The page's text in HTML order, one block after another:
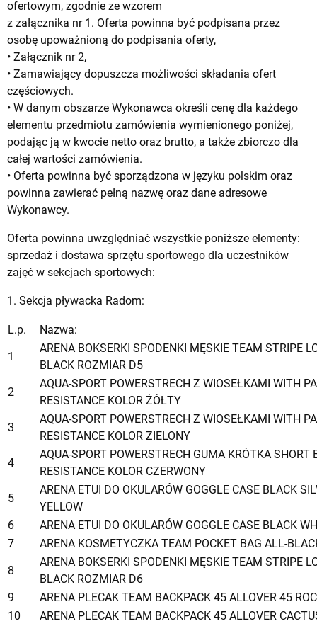
ofertowym, zgodnie ze wzorem
z załącznika nr 1. Oferta powinna być podpisana przez
osobę upoważnioną do podpisania oferty,
• Załącznik nr 2,
• Zamawiający dopuszcza możliwości składania ofert
częściowych.
• W danym obszarze Wykonawca określi cenę dla każdego
elementu przedmiotu zamówienia wymienionego poniżej,
podając ją w kwocie netto oraz brutto, a także zbiorczo dla
całej wartości zamówienia.
• Oferta powinna być sporządzona w języku polskim oraz
powinna zawierać pełną nazwę oraz dane adresowe
Wykonawcy.
Oferta powinna uwzględniać wszystkie poniższe elementy:
sprzedaż i dostawa sprzętu sportowego dla uczestników
zajęć w sekcjach sportowych:
1. Sekcja pływacka Radom:
L.p.
Nazwa:
1
ARENA BOKSERKI SPODENKI MĘSKIE TEAM STRIPE
BLACK ROZMIAR D5
2
AQUA-SPORT POWERSTRECH Z WIOSEŁKAMI WITH
RESISTANCE KOLOR ŻÓŁTY
3
AQUA-SPORT POWERSTRECH Z WIOSEŁKAMI WITH
RESISTANCE KOLOR ZIELONY
4
AQUA-SPORT POWERSTRECH GUMA KRÓTKA SHORT
RESISTANCE KOLOR CZERWONY
5
ARENA ETUI DO OKULARÓW GOGGLE CASE BLACK
YELLOW
6
ARENA ETUI DO OKULARÓW GOGGLE CASE BLACK
7
ARENA KOSMETYCZKA TEAM POCKET BAG ALL-
8
ARENA BOKSERKI SPODENKI MĘSKIE TEAM STRIPE
BLACK ROZMIAR D6
9
ARENA PLECAK TEAM BACKPACK 45 ALLOVER 45
10
ARENA PLECAK TEAM BACKPACK 45 ALLOVER